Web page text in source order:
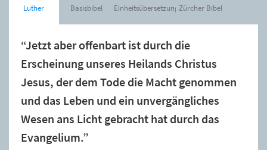
Luther Basisbibel Einheitsübersetzung Zürcher Bibel
“Jetzt aber offenbart ist durch die
Erscheinung unseres Heilands Christus
Jesus, der dem Tode die Macht genommen
und das Leben und ein unvergängliches
Wesen ans Licht gebracht hat durch das
Evangelium.”